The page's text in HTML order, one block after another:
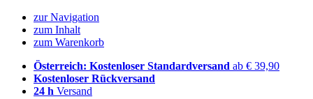
zur Navigation
zum Inhalt
zum Warenkorb
Österreich: Kostenloser Standardversand ab € 39,90
Kostenloser Rückversand
24 h Versand